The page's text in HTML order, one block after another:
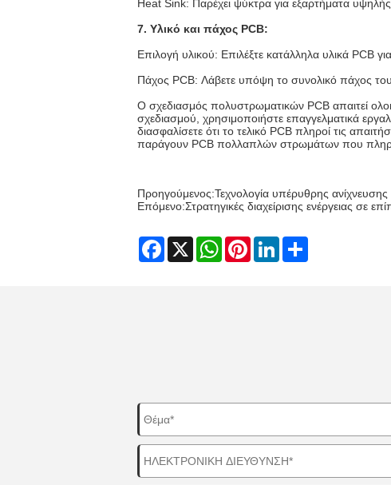
Heat Sink: Παρέχει ψύκτρα για εξαρτήματα
7. Υλικό και πάχος PCB:
Επιλογή υλικού: Επιλέξτε κατάλληλα υλικά PCB
Πάχος PCB: Λάβετε υπόψη το συνολικό πάχος του
Ο σχεδιασμός πολυστρωματικών PCB απαιτεί
σχεδιασμού, χρησιμοποιήστε επαγγελματικά
διασφαλίσετε ότι το τελικό PCB πληροί τις
παράγουν PCB πολλαπλών στρωμάτων που
Προηγούμενος:Τεχνολογία υπέρυθρης
Επόμενο:Στρατηγικές διαχείρισης ενέργειας σε
Facebook
X WhatsAppPinterestLinkedIn